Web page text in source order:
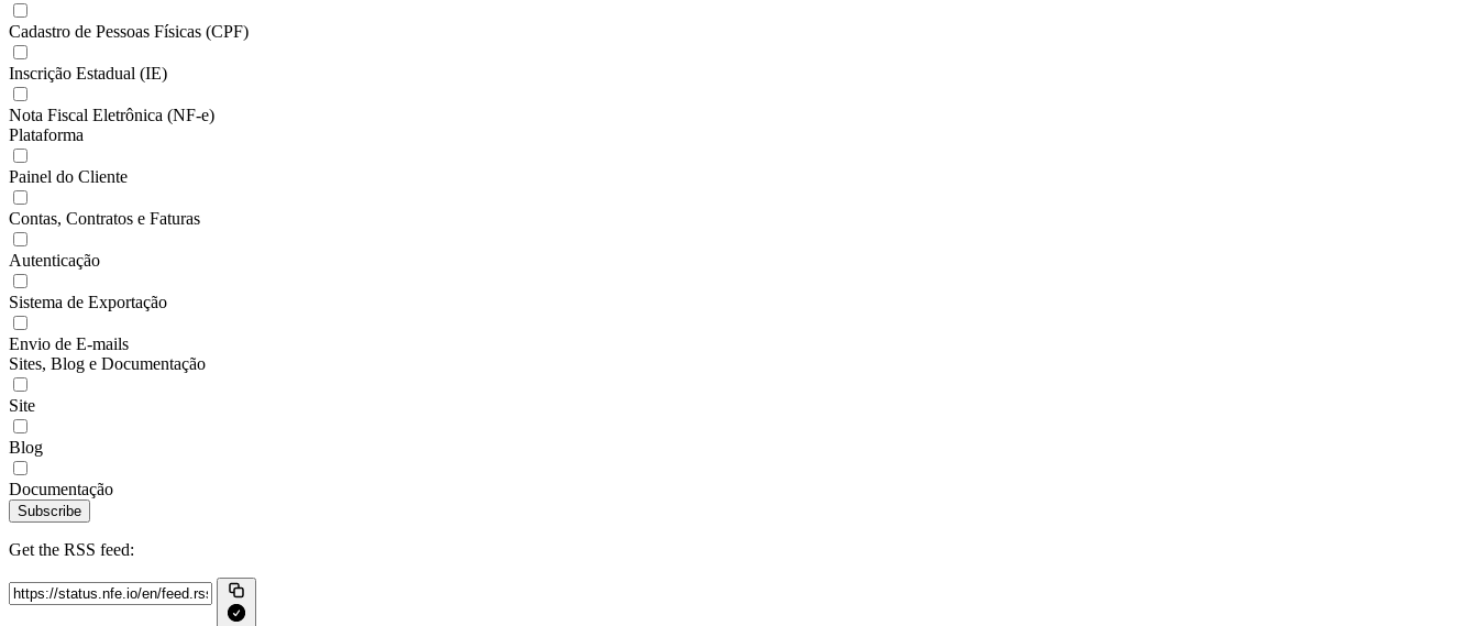
Cadastro de Pessoas Físicas (CPF)
Inscrição Estadual (IE)
Nota Fiscal Eletrônica (NF-e)
Plataforma
Painel do Cliente
Contas, Contratos e Faturas
Autenticação
Sistema de Exportação
Envio de E-mails
Sites, Blog e Documentação
Site
Blog
Documentação
Subscribe
Get the RSS feed: